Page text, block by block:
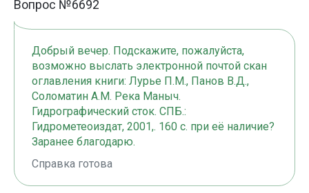
Вопрос №6692
Добрый вечер. Подскажите, пожалуйста,
возможно выслать электронной почтой скан
оглавления книги: Лурье П.М., Панов В.Д.,
Соломатин А.М. Река Маныч.
Гидрографический сток. СПБ.:
Гидрометеоиздат, 2001,. 160 с. при её наличие?
Заранее благодарю.
Справка готова